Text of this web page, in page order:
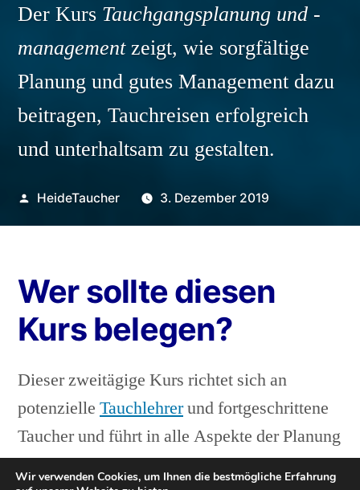
Der Kurs Tauchgangsplanung und -
managementzeigt, wie sorgfältige
Planung und gutes Management dazu
beitragen, Tauchreisen erfolgreich
und unterhaltsam zu gestalten.
Veröffentlicht
HeideTaucher 3. Dezember 2019
Wer sollte diesen
Kurs belegen?
Dieser zweitägige Kurs richtet sich an
potenzielle Tauchlehrerund fortgeschrittene
Taucher und führt in alle Aspekte der Planung
und Verwaltung von Tauchgängen ein und
Wir verwenden Cookies, um Ihnen die bestmögliche Erfahrung